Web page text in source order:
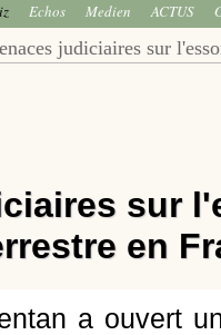
Echos Medien ACTUS
judiciaires sur
sur
en
a ouvert